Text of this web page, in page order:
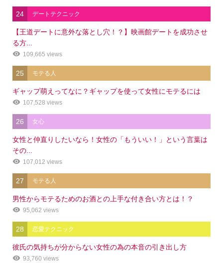
24 デートテクニック
【王道デートに意外な落とし穴！？】映画館デートを成功させ
る方...
109,665 views
25 モテる人
ギャップ萌えってなに？ギャップを使って女性にモテるには
107,528 views
26 女心
女性と仲直りしたいなら！女性の「もういい！」という言葉は
その...
107,012 views
27 モテる人
男性からモテるためのお酒との上手な付き合い方とは！？
95,062 views
28 恋愛テクニック
彼氏の気持ちが分からない女性の為の本音の引き出し方
93,760 views